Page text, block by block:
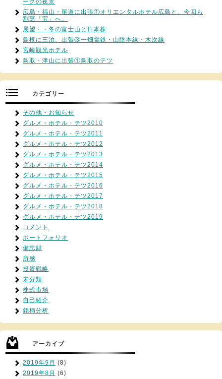
ークの夜景
広島・福山・尾道に出張①オリエンタルホテル広島と、今回も
割烹「宝」へ。
展望・・冬の富士山と日本株
島根に三泊、出張③一畑電鉄・山陰本線・木次線
宮崎観光ホテル
鳥取・津山に出張①鳥取のテツ
カテゴリー
その他・お知らせ
グルメ・ホテル・テツ2010
グルメ・ホテル・テツ2011
グルメ・ホテル・テツ2012
グルメ・ホテル・テツ2013
グルメ・ホテル・テツ2014
グルメ・ホテル・テツ2015
グルメ・ホテル・テツ2016
グルメ・ホテル・テツ2017
グルメ・ホテル・テツ2018
グルメ・ホテル・テツ2019
コメント
ポートフォリオ
備忘録
所感
投資戦略
未分類
株式市場
自己紹介
銘柄分析
アーカイブ
2019年9月 (8)
2019年8月 (6)